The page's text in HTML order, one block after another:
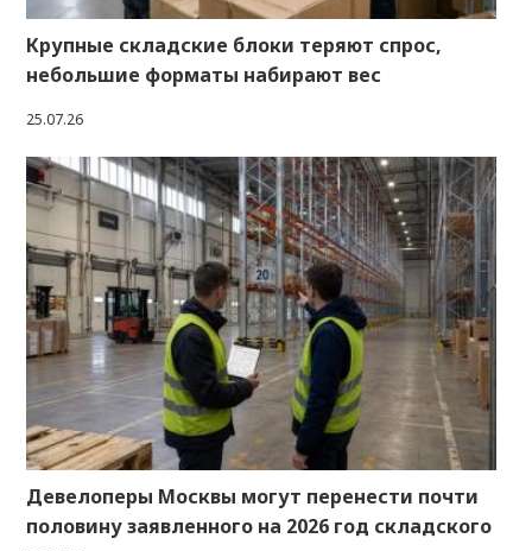
Крупные складские блоки теряют спрос,
небольшие форматы набирают вес
25.07.26
Девелоперы Москвы могут перенести почти
половину заявленного на 2026 год складского